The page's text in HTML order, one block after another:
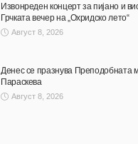
Извонреден концерт за пијано и
Грчката вечер на „Охридско лето“
Август 8, 2026
Денес се празнува Преподобната
Параскева
Август 8, 2026